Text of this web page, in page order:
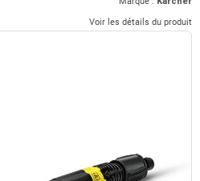
Voir les détails du produit